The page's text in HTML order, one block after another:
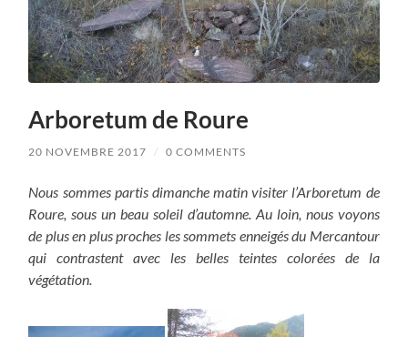
Arboretum de Roure
20 NOVEMBRE 2017 / 0 COMMENTS
Nous sommes partis dimanche matin visiter l’Arboretum de
Roure, sous un beau soleil d’automne. Au loin, nous voyons
de plus en plus proches les sommets enneigés du Mercantour
qui contrastent avec les belles teintes colorées de la
végétation.